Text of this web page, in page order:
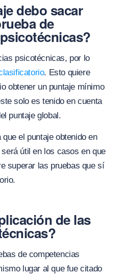
debo sacar
de
psicotécnicas, por lo
. Esto quiere
obtener un puntaje mínimo
solo es tenido en cuenta
puntaje global.
el puntaje obtenido en
útil en los casos en que
superar las pruebas que sí
de las
de competencias
lugar al que fue citado